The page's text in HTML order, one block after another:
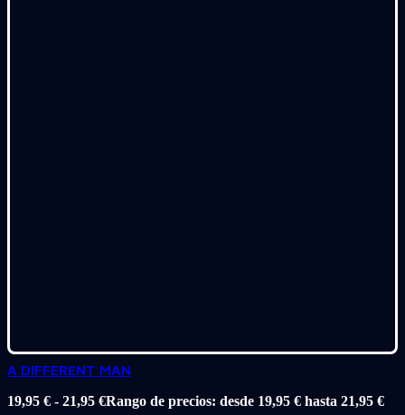
A DIFFERENT MAN
19,95 € - 21,95 €Rango de precios: desde 19,95 € hasta 21,95 €